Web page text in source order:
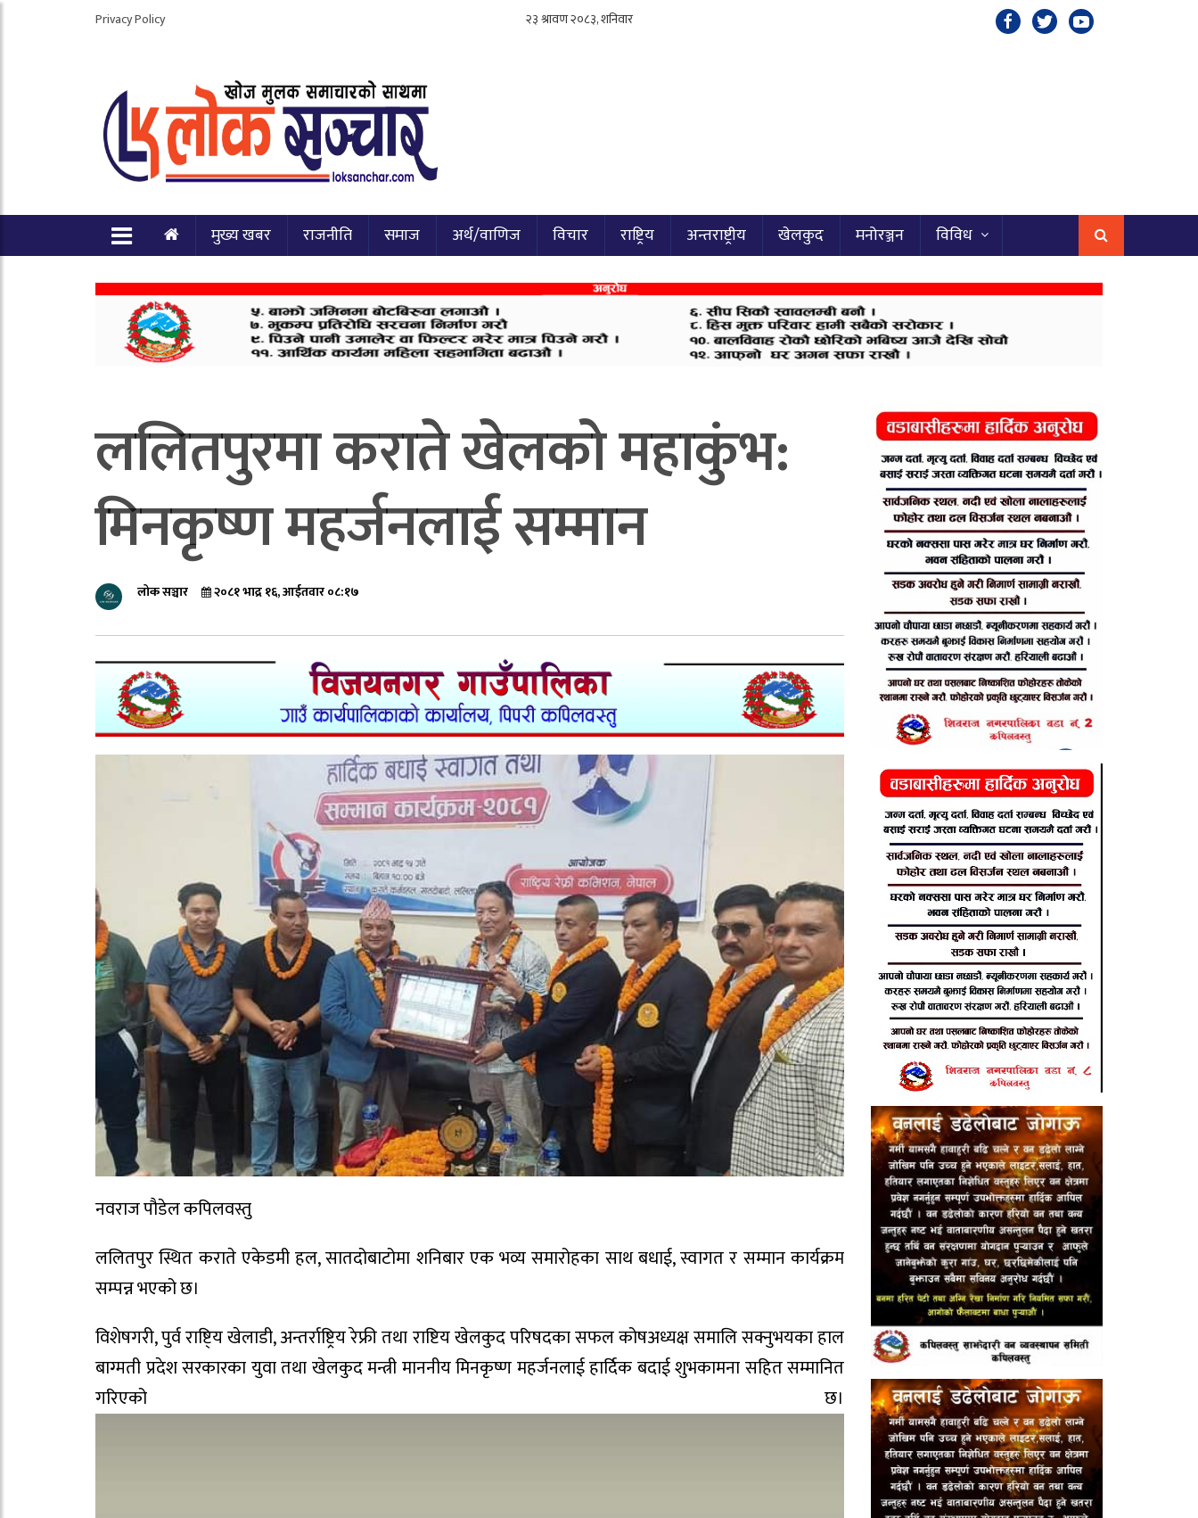
Privacy Policy
मुख्य खबर राजनीति समाज अर्थ/वाणिज विचार राष्ट्रिय अन्तराष्ट्रीय खेलकुद मनोरञ्जन विविध
ललितपुरमा कराते खेलको महाकुंभ:
मिनकृष्ण महर्जनलाई सम्मान
लोक सञ्चार २०८१ भाद्र १६, आईतवार ०८:१७
नवराज पौडेल कपिलवस्तु
ललितपुर स्थित कराते एकेडमी हल, सातदोबाटोमा शनिबार एक भव्य समारोहका साथ बधाई, स्वागत र सम्मान कार्यक्रम
सम्पन्न भएको छ।
विशेषगरी, पुर्व राष्टि्य खेलाडी, अन्तर्राष्ट्रिय रेफ्री तथा राष्टिय खेलकुद परिषदका सफल कोषअध्यक्ष समालि सक्नुभयका हाल
बाग्मती प्रदेश सरकारका युवा तथा खेलकुद मन्त्री माननीय मिनकृष्ण महर्जनलाई हार्दिक बदाई शुभकामना सहित सम्मानित
गरिएको छ।